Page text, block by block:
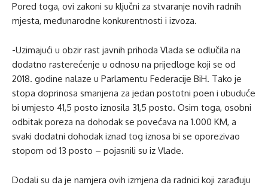
Pored toga, ovi zakoni su ključni za stvaranje novih radnih
mjesta, međunarodne konkurentnosti i izvoza.
-Uzimajući u obzir rast javnih prihoda Vlada se odlučila na
dodatno rasterećenje u odnosu na prijedloge koji se od
2018. godine nalaze u Parlamentu Federacije BiH. Tako je
stopa doprinosa smanjena za jedan postotni poen i ubuduće
bi umjesto 41,5 posto iznosila 31,5 posto. Osim toga, osobni
odbitak poreza na dohodak se povećava na 1.000 KM, a
svaki dodatni dohodak iznad tog iznosa bi se oporezivao
stopom od 13 posto – pojasnili su iz Vlade.
Dodali su da je namjera ovih izmjena da radnici koji zarađuju